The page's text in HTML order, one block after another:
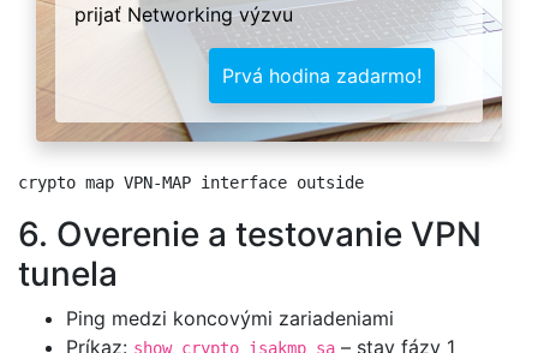
prijať Networking výzvu
Prvá hodina zadarmo!
6. Overenie a testovanie VPN
tunela
Ping medzi koncovými zariadeniami
Príkaz: show crypto isakmp sa – stav fázy 1